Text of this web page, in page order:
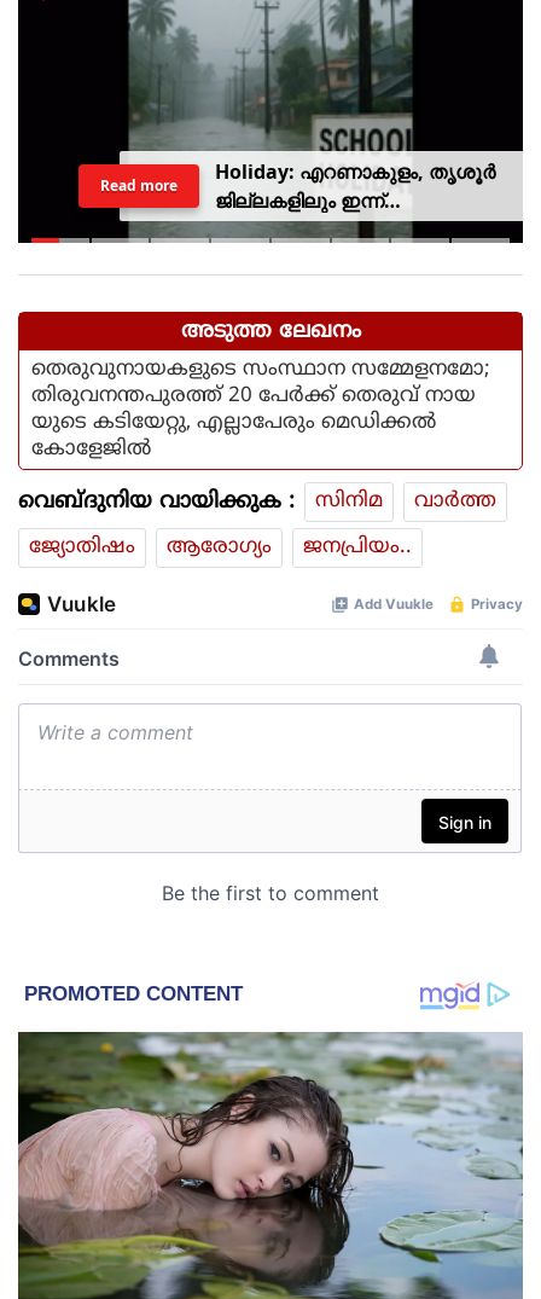
Holiday: എറണാകുളം, തൃശൂർ
ജില്ലകളിലും ഇന്ന്
അവധിയാണേ..!
Read more
അടുത്ത ലേഖനം
തെരുവുനായകളുടെ സംസ്ഥാന സമ്മേളനമോ;
തിരുവനന്തപുരത്ത് 20 പേര്‍ക്ക് തെരുവ് നായ
യുടെ കടിയേറ്റു, എല്ലാപേരും മെഡിക്കല്‍
കോളേജില്‍
വെബ്ദുനിയ വായിക്കുക : സിനിമ
വാര്‍ത്ത
ജ്യോതിഷം
ആരോഗ്യം ജനപ്രിയം..